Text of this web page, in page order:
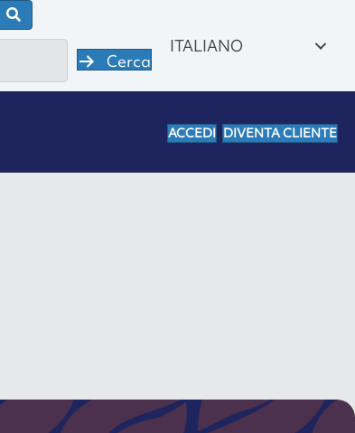
Cerca
ITALIANO
ACCEDI DIVENTA CLIENTE